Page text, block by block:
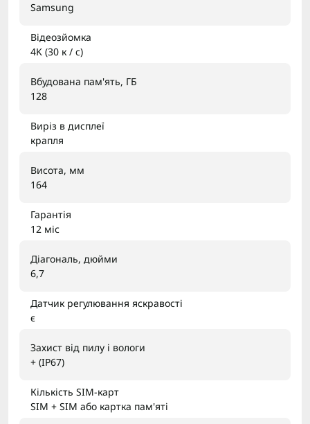
Samsung
Відеозйомка
4K (30 к / с)
Вбудована пам'ять, ГБ
128
Виріз в дисплеї
крапля
Висота, мм
164
Гарантія
12 міс
Діагональ, дюйми
6,7
Датчик регулювання яскравості
є
Захист від пилу і вологи
+ (IP67)
Кількість SIM-карт
SIM + SIM або картка пам'яті